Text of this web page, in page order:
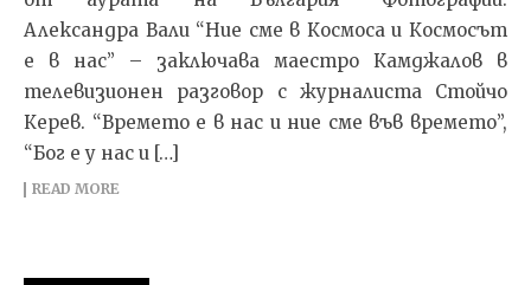
Александра Вали “Ние сме в Космоса и Космосът
е в нас” – заключава маестро Камджалов в
телевизионен разговор с журналиста Стойчо
Керев. “Времето е в нас и ние сме във времето”,
“Бог е у нас и […]
READ MORE